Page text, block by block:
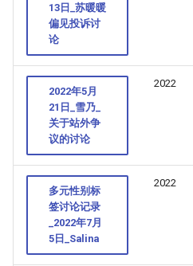
13日_苏暖暖
偏见投诉讨
论
2022年5月
21日_雪乃_
关于站外争
议的讨论
2022
多元性别标
签讨论记录
_2022年7月
5日_Salina
2022